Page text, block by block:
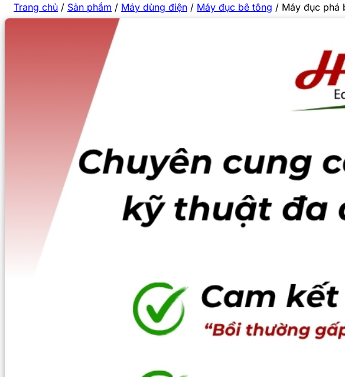
Trang chủ / Sản phẩm / Máy dùng điện / Máy đục bê tông / Máy đục phá